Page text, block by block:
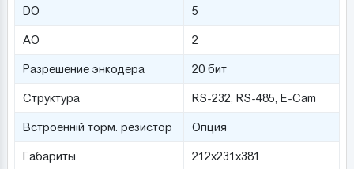
DO 5
AO 2
Разрешение энкодера 20 бит
Структура RS-232, RS-485, E-Cam
Встроенній торм. резистор Опция
Габариты 212х231х381